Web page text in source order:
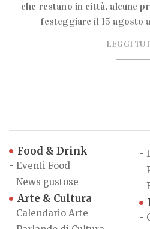
che restano in città, alcune
festeggiare il 15 agosto
LEGGI
Food & Drink
- Eventi Food
- News gustose
Arte & Cultura
- Calendario Arte
-
-
-